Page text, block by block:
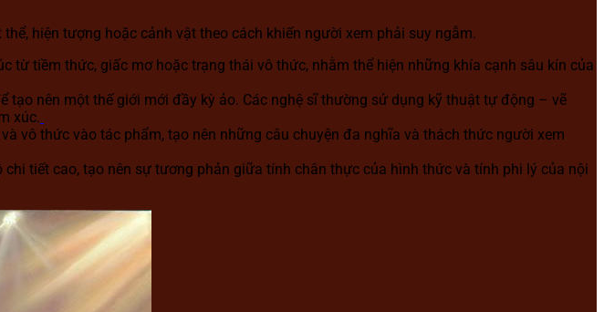
hiện tượng hoặc cảnh vật theo cách khiến người xem phải suy ngẫm.
từ tiềm thức, giấc mơ hoặc trạng thái vô thức, nhằm thể hiện những khía cạnh sâu kín của
nên một thế giới mới đầy kỳ ảo. Các nghệ sĩ thường sử dụng kỹ thuật tự động – vẽ
xúc.
vô thức vào tác phẩm, tạo nên những câu chuyện đa nghĩa và thách thức người xem
tiết cao, tạo nên sự tương phản giữa tính chân thực của hình thức và tính phi lý của nội